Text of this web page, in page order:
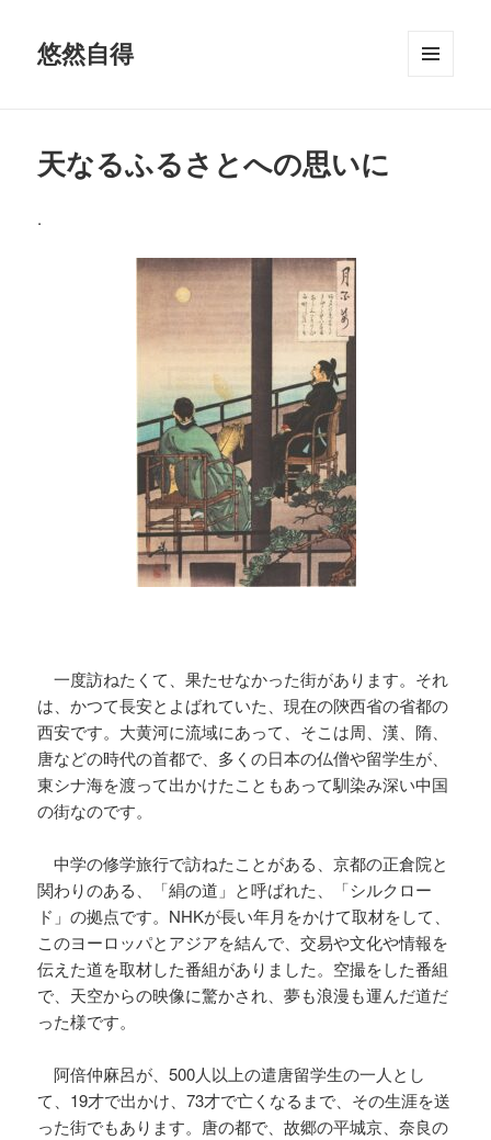
悠然自得
天なるふるさとへの思いに
.
一度訪ねたくて、果たせなかった街があります。それ
は、かつて長安とよばれていた、現在の陝西省の省都の
西安です。大黄河に流域にあって、そこは周、漢、隋、
唐などの時代の首都で、多くの日本の仏僧や留学生が、
東シナ海を渡って出かけたこともあって馴染み深い中国
の街なのです。
中学の修学旅行で訪ねたことがある、京都の正倉院と
関わりのある、「絹の道」と呼ばれた、「シルクロー
ド」の拠点です。NHKが長い年月をかけて取材をして、
このヨーロッパとアジアを結んで、交易や文化や情報を
伝えた道を取材した番組がありました。空撮をした番組
で、天空からの映像に驚かされ、夢も浪漫も運んだ道だ
った様です。
阿倍仲麻呂が、500人以上の遣唐留学生の一人とし
て、19才で出かけ、73才で亡くなるまで、その生涯を送
った街でもあります。唐の都で、故郷の平城京、奈良の